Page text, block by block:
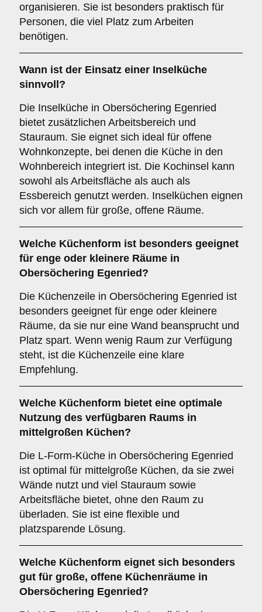
organisieren. Sie ist besonders praktisch für
Personen, die viel Platz zum Arbeiten
benötigen.
Wann ist der Einsatz einer Inselküche
sinnvoll?
Die Inselküche in Obersöchering Egenried
bietet zusätzlichen Arbeitsbereich und
Stauraum. Sie eignet sich ideal für offene
Wohnkonzepte, bei denen die Küche in den
Wohnbereich integriert ist. Die Kochinsel kann
sowohl als Arbeitsfläche als auch als
Essbereich genutzt werden. Inselküchen eignen
sich vor allem für große, offene Räume.
Welche Küchenform ist besonders geeignet
für enge oder kleinere Räume in
Obersöchering Egenried?
Die Küchenzeile in Obersöchering Egenried ist
besonders geeignet für enge oder kleinere
Räume, da sie nur eine Wand beansprucht und
Platz spart. Wenn wenig Raum zur Verfügung
steht, ist die Küchenzeile eine klare
Empfehlung.
Welche Küchenform bietet eine optimale
Nutzung des verfügbaren Raums in
mittelgroßen Küchen?
Die L-Form-Küche in Obersöchering Egenried
ist optimal für mittelgroße Küchen, da sie zwei
Wände nutzt und viel Stauraum sowie
Arbeitsfläche bietet, ohne den Raum zu
überladen. Sie ist eine flexible und
platzsparende Lösung.
Welche Küchenform eignet sich besonders
gut für große, offene Küchenräume in
Obersöchering Egenried?